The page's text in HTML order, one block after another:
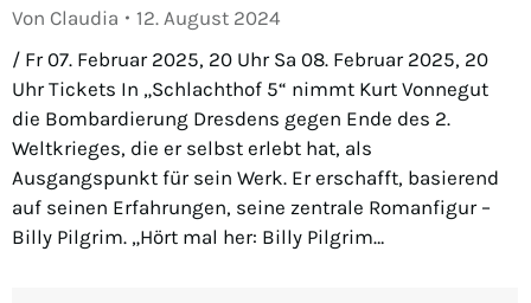
Von Claudia
12. August 2024
/ Fr 07. Februar 2025, 20 Uhr Sa 08. Februar 2025, 20
Uhr Tickets In „Schlachthof 5“ nimmt Kurt Vonnegut
die Bombardierung Dresdens gegen Ende des 2.
Weltkrieges, die er selbst erlebt hat, als
Ausgangspunkt für sein Werk. Er erschafft, basierend
auf seinen Erfahrungen, seine zentrale Romanfigur –
Billy Pilgrim. „Hört mal her: Billy Pilgrim…